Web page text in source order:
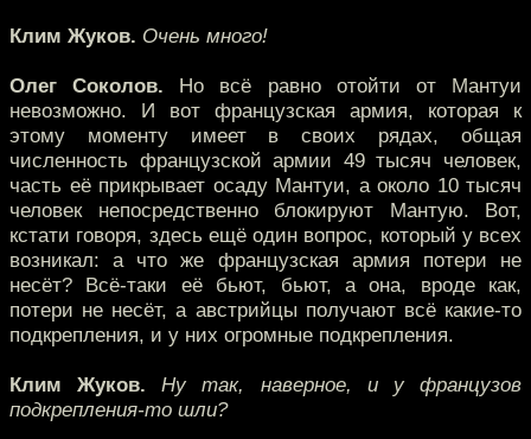
Клим Жуков. Очень много!
Олег Соколов. Но всё равно отойти от Мантуи
невозможно. И вот французская армия, которая к
этому моменту имеет в своих рядах, общая
численность французской армии 49 тысяч человек,
часть её прикрывает осаду Мантуи, а около 10 тысяч
человек непосредственно блокируют Мантую. Вот,
кстати говоря, здесь ещё один вопрос, который у всех
возникал: а что же французская армия потери не
несёт? Всё-таки её бьют, бьют, а она, вроде как,
потери не несёт, а австрийцы получают всё какие-то
подкрепления, и у них огромные подкрепления.
Клим Жуков. Ну так, наверное, и у французов
подкрепления-то шли?